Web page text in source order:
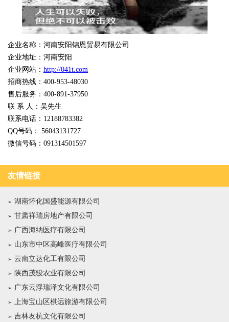
企业名称：河南安阳锦恩贸易有限公司
企业地址：河南安阳
企业网站： http://041t.com
招商热线：400-953-48030
售后服务：400-891-37950
联 系 人：吴先生
联系电话：12188783382
QQ号码： 56043131727
微信号码：091314501597
友情链接
湖南怀化国盛能源有限公司
甘肃祥瑞房地产有限公司
广西海纳医疗有限公司
山东市中区高峰医疗有限公司
云南立达化工有限公司
陕西茂骏农业有限公司
广东云浮瑞泽文化有限公司
上海宝山区棋远旅游有限公司
吉林友杭文化有限公司